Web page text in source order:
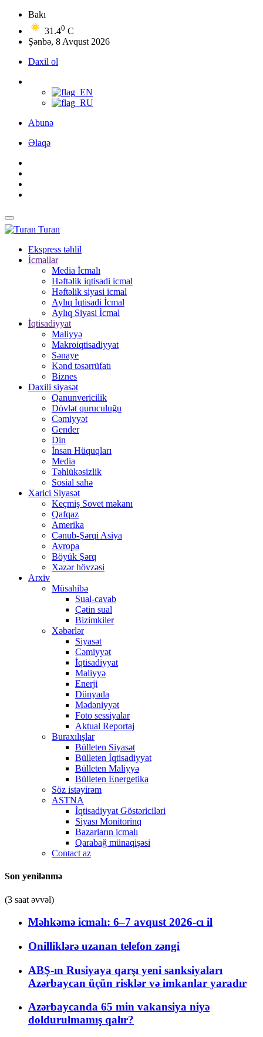
Bakı
31.40 C
Şənbə, 8 Avqust 2026
Daxil ol
Abunə
Əlaqə
Turan
Ekspress təhlil
İcmallar
Media İcmalı
Həftəlik iqtisadi icmal
Həftəlik siyasi icmal
Aylıq İqtisadi İcmal
Aylıq Siyasi İcmal
İqtisadiyyat
Maliyyə
Makroiqtisadiyyat
Sənaye
Kənd təsərrüfatı
Biznes
Daxili siyasət
Qanunvericilik
Dövlət quruculuğu
Cəmiyyət
Gender
Din
İnsan Hüquqları
Media
Təhlükəsizlik
Sosial sahə
Xarici Siyasət
Keçmiş Sovet məkanı
Qafqaz
Amerika
Cənub-Şərqi Asiya
Avropa
Böyük Şərq
Xəzər hövzəsi
Arxiv
Müsahibə
Sual-cavab
Çətin sual
Bizimkiler
Xəbərlər
Siyasət
Cəmiyyət
İqtisadiyyat
Maliyyə
Enerji
Dünyada
Mədəniyyət
Foto sessiyalar
Aktual Reportaj
Buraxılışlar
Bülleten Siyasət
Bülleten İqtisadiyyat
Bülleten Maliyyə
Bülleten Energetika
Söz istəyirəm
ASTNA
İqtisadiyyat Göstəriciləri
Siyası Monitorinq
Bazarların icmalı
Qarabağ münaqişəsi
Contact az
Son yenilənmə
(3 saat əvvəl)
Məhkəmə icmalı: 6–7 avqust 2026-cı il
Onilliklərə uzanan telefon zəngi
ABŞ-ın Rusiyaya qarşı yeni sanksiyaları
Azərbaycan üçün risklər və imkanlar yaradır
Azərbaycanda 65 min vakansiya niyə
doldurulmamış qalır?